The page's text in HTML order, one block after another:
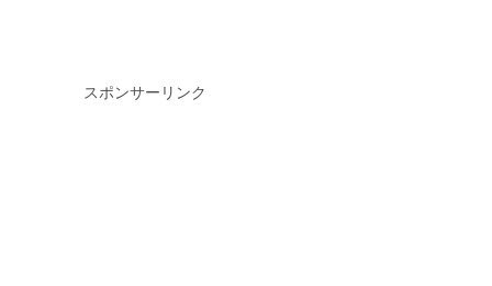
スポンサーリンク